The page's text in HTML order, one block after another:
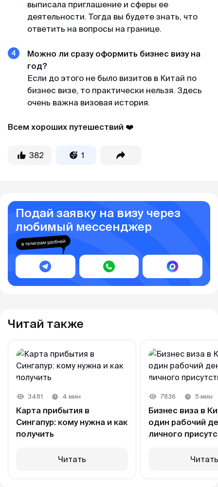
выписала приглашение и сферы ее
деятельности. Тогда вы будете знать, что
ответить на вопросы на границе.
Можно ли сразу оформить бизнес визу на
год?
Если до этого не было визитов в Китай по
бизнес визе, то практически нельзя. Здесь
очень важна визовая история.
Всем хороших путешествий ❤️
382 1
Подай заявку на визу через
любимый мессенджер
Читай также
3481 4 мин
Карта прибытия в
Сингапур: кому нужна и как
получить
Читать
7836 5 мин
Бизнес виза в
один рабочий
личного
Читать